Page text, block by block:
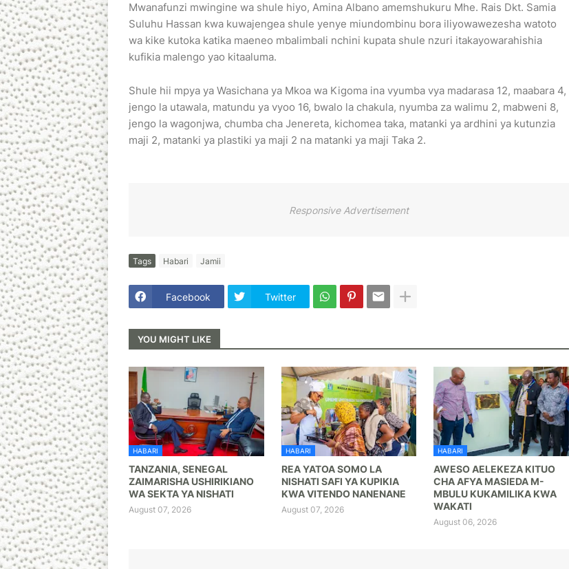
Mwanafunzi mwingine wa shule hiyo, Amina Albano amemshukuru Mhe. Rais Dkt. Samia
Suluhu Hassan kwa kuwajengea shule yenye miundombinu bora iliyowawezesha watoto
wa kike kutoka katika maeneo mbalimbali nchini kupata shule nzuri itakayowarahishia
kufikia malengo yao kitaaluma.
Shule hii mpya ya Wasichana ya Mkoa wa Kigoma ina vyumba vya madarasa 12, maabara 4,
jengo la utawala, matundu ya vyoo 16, bwalo la chakula, nyumba za walimu 2, mabweni 8,
jengo la wagonjwa, chumba cha Jenereta, kichomea taka, matanki ya ardhini ya kutunzia
maji 2, matanki ya plastiki ya maji 2 na matanki ya maji Taka 2.
Responsive Advertisement
Tags Habari Jamii
Facebook Twitter
YOU MIGHT LIKE
HABARI
TANZANIA, SENEGAL
ZAIMARISHA USHIRIKIANO
WA SEKTA YA NISHATI
August 07, 2026
HABARI
REA YATOA SOMO LA
NISHATI SAFI YA KUPIKIA
KWA VITENDO NANENANE
August 07, 2026
HABARI
AWESO AELEKEZA KITUO
CHA AFYA MASIEDA M-
MBULU KUKAMILIKA KWA
WAKATI
August 06, 2026